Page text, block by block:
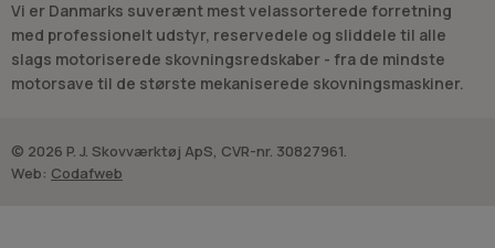
Vi er Danmarks suverænt mest velassorterede forretning
med professionelt udstyr, reservedele og sliddele til alle
slags motoriserede skovningsredskaber - fra de mindste
motorsave til de største mekaniserede skovningsmaskiner.
© 2026 P. J. Skovværktøj ApS, CVR-nr. 30827961.
Web: Codafweb